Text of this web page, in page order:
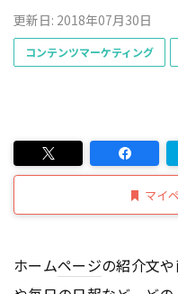
更新日: 2018年07月30日
コンテンツマーケティング
マイ
ホームページの紹介文